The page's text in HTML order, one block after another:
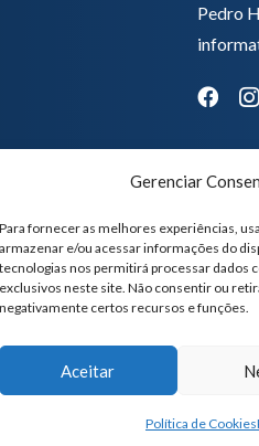
Gerenciar
Para fornecer as melhores experiências,
armazenar e/ou acessar informações do
tecnologias nos permitirá processar dados
exclusivos neste site. Não consentir ou
negativamente certos recursos e funções.
Aceitar
Política de Cookies
Pedro